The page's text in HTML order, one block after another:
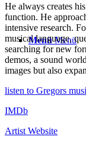
Menü Menü
He always creates
function. He
intensive research.
musical language,
searching for new
demos, a sound
images but also
listen to Gregors
IMDb
Artist Website